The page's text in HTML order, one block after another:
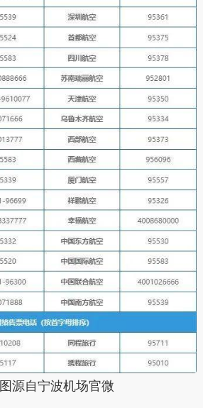
图源自宁波机场官微